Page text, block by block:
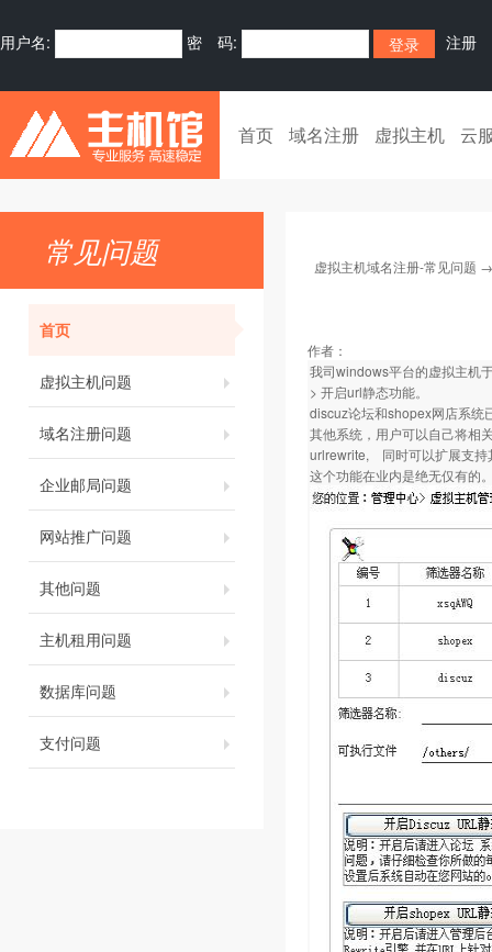
用户名: 密 码: 注册
首页 域名注册 虚拟主机 云
常见问题
首页
虚拟主机问题
域名注册问题
企业邮局问题
网站推广问题
其他问题
主机租用问题
数据库问题
支付问题
虚拟主机域名注册-常见问题
作者：
我司windows平台的虚拟主机
> 开启url静态功能。
discuz论坛和shopex网店系统
其他系统，用户可以自己将相
urlrewrite, 同时可以扩展支持
这个功能在业内是绝无仅有的